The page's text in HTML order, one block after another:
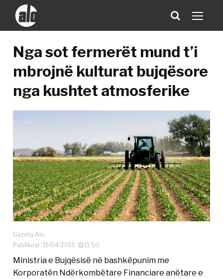
Nga sot fermerët mund t’i
mbrojnë kulturat bujqësore
nga kushtet atmosferike
Gazeta Alo
Publikuar: 11/04/2019
11:50
Ministria e Bujqësisë në bashkëpunim me
Korporatën Ndërkombëtare Financiare anëtare e